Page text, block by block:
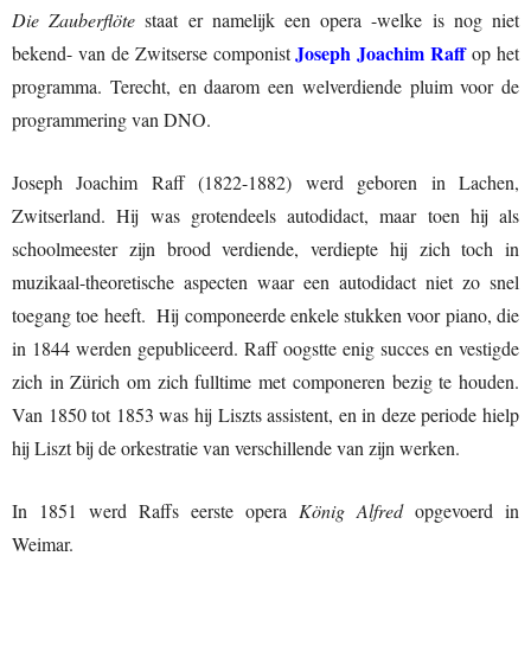
Die Zauberflöte staat er namelijk een opera -welke is nog niet
bekend- van de Zwitserse componistJoseph Joachim Raffop het
programma. Terecht, en daarom een welverdiende pluim voor de
programmering van DNO.
Joseph Joachim Raff (1822-1882) werd geboren in Lachen,
Zwitserland. Hij was grotendeels autodidact, maar toen hij als
schoolmeester zijn brood verdiende, verdiepte hij zich toch in
muzikaal-theoretische aspecten waar een autodidact niet zo snel
toegang toe heeft. Hij componeerde enkele stukken voor piano, die
in 1844 werden gepubliceerd. Raff oogstte enig succes en vestigde
zich in Zürich om zich fulltime met componeren bezig te houden.
Van 1850 tot 1853 was hij Liszts assistent, en in deze periode hielp
hij Liszt bij de orkestratie van verschillende van zijn werken.
In 1851 werd Raffs eerste opera König Alfredopgevoerd in
Weimar.